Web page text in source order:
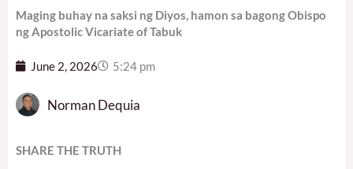
Maging buhay na saksi ng Diyos, hamon sa bagong Obispo
ng Apostolic Vicariate of Tabuk
June 2, 2026 5:24 pm
Norman Dequia
SHARE THE TRUTH